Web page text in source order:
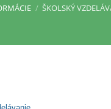
/ ŠKOLSKÝ